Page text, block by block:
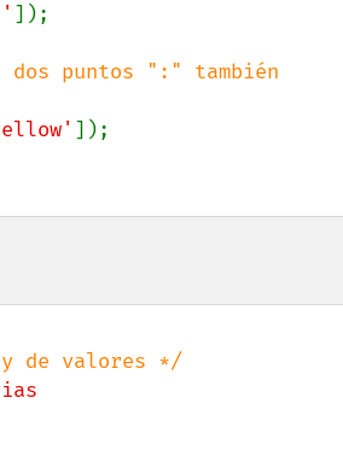
puntos ":" también